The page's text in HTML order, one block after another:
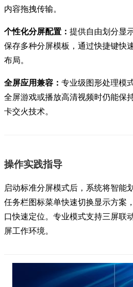
内容拖拽传输。
个性化分屏配置： 提供自由划分显
保存多种分屏模板，通过快捷键快
布局。
全屏应用兼容： 专业级图形处理模
全屏游戏或播放高清视频时仍能保
卡交火技术。
操作实践指导
启动标准分屏模式后，系统将智能
任务栏图标菜单快速切换显示方案
口快速定位。专业模式支持三屏联
屏工作环境。